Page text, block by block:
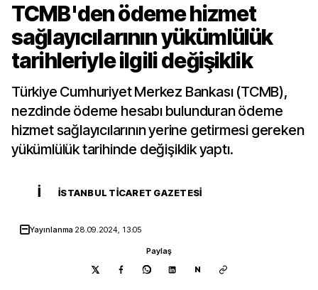
TCMB'den ödeme hizmet
sağlayıcılarının yükümlülük
tarihleriyle ilgili değişiklik
Türkiye Cumhuriyet Merkez Bankası (TCMB),
nezdinde ödeme hesabı bulunduran ödeme
hizmet sağlayıcılarının yerine getirmesi gereken
yükümlülük tarihinde değişiklik yaptı.
İ İSTANBUL TICARET GAZETESI
Yayınlanma 28.09.2024, 13:05
Paylaş
N